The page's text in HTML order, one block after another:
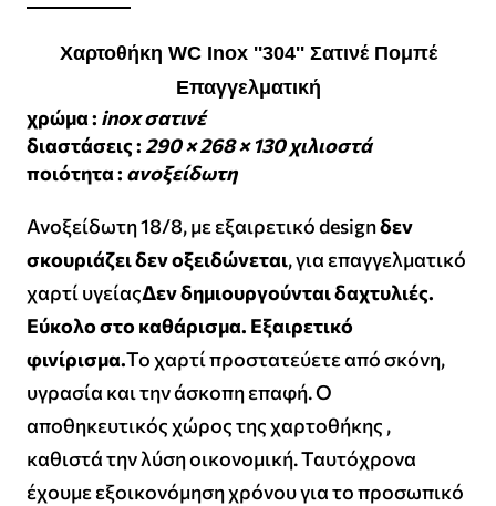
Χαρτοθήκη WC Inox ''304'' Σατινέ Πομπέ
Επαγγελματική
χρώμα : inox σατινέ
διαστάσεις : 290 × 268 × 130 χιλιοστά
ποιότητα : ανοξείδωτη
Ανοξείδωτη 18/8, με εξαιρετικό designδεν
σκουριάζει δεν οξειδώνεται, για επαγγελματικό
χαρτί υγείαςΔεν δημιουργούνται δαχτυλιές.
Εύκολο στο καθάρισμα. Εξαιρετικό
φινίρισμα.Το χαρτί προστατεύετε από σκόνη,
υγρασία και την άσκοπη επαφή. Ο
αποθηκευτικός χώρος της χαρτοθήκης ,
καθιστά την λύση οικονομική. Ταυτόχρονα
έχουμε εξοικονόμηση χρόνου για το προσωπικό